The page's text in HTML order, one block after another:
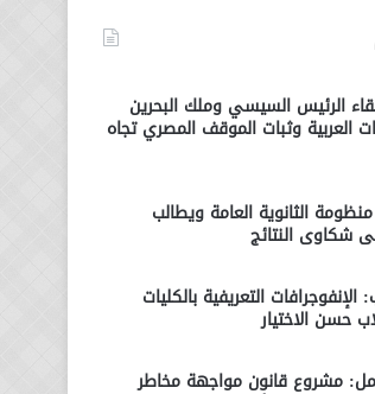
الرئيس السيسي وملك البحرين
العربية وثبات الموقف المصري تجاه
الثانوية العامة ويطالب
شكاوى النتائج
التعريفية بالكليات
حسن الاختيار
مشروع قانون مواجهة مخاطر